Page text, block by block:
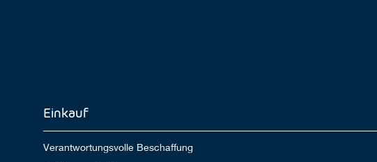
Einkauf
Verantwortungsvolle Beschaffung